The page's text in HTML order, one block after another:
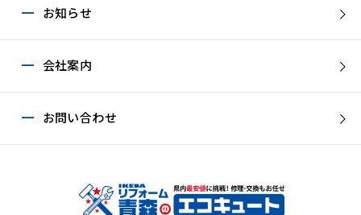
お知らせ
会社案内
お問い合わせ